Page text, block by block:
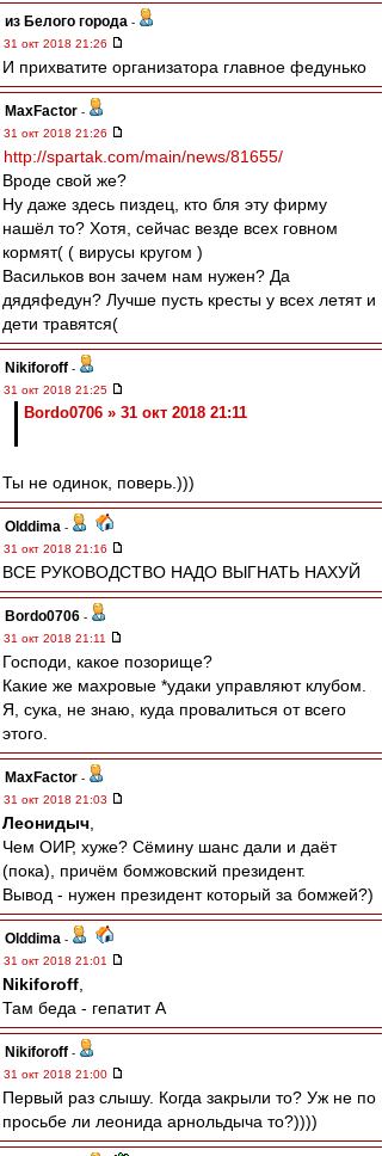
из Белого города -
31 окт 2018 21:26
И прихватите организатора главное федунько
MaxFactor -
31 окт 2018 21:26
http://spartak.com/main/news/81655/
Вроде свой же?
Ну даже здесь пиздец, кто бля эту фирму
нашёл то? Хотя, сейчас везде всех говном
кормят( ( вирусы кругом )
Васильков вон зачем нам нужен? Да
дядяфедун? Лучше пусть кресты у всех летят и
дети травятся(
Nikiforoff -
31 окт 2018 21:25
Bordo0706 » 31 окт 2018 21:11
Ты не одинок, поверь.)))
Olddima -
31 окт 2018 21:16
ВСЕ РУКОВОДСТВО НАДО ВЫГНАТЬ НАХУЙ
Bordo0706 -
31 окт 2018 21:11
Господи, какое позорище?
Какие же махровые *удаки управляют клубом.
Я, сука, не знаю, куда провалиться от всего
этого.
MaxFactor -
31 окт 2018 21:03
Леонидыч
Чем ОИР, хуже? Сёмину шанс дали и даёт
(пока), причём бомжовский президент.
Вывод - нужен президент который за бомжей?)
Olddima -
31 окт 2018 21:01
Nikiforoff
Там беда - гепатит А
Nikiforoff -
31 окт 2018 21:00
Первый раз слышу. Когда закрыли то? Уж не по
просьбе ли леонида арнольдыча то?))))